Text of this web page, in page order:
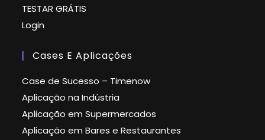
TESTAR GRÁTIS
Login
Cases E Aplicações
Case de Sucesso – Timenow
Aplicação na Indústria
Aplicação em Supermercados
Aplicação em Bares e Restaurantes